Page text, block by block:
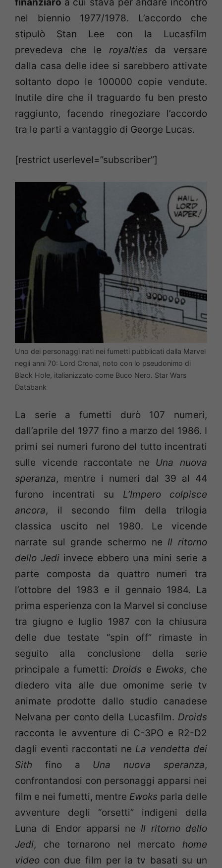
finanziaro a cui stava per andare incontro
nel biennio 1977/1978. L’accordo che
stipulò Stan Lee con la Lucasfilm
prevedeva che le royalties da versare
dalla casa delle idee si sarebbero attivate
soltanto dopo le 100000 copie vendute.
Inutile dire che il traguardo fu ben presto
raggiunto, facendo rinegoziare l’accordo
tra le parti a vantaggio di George Lucas.
[restrict userlevel=”subscriber”]
Uno dei personaggi nati nei fumetti pubblicati dalla Marvel
negli anni 70: Lord Cronal, noto con lo pseudonimo di
Black Hole, italianizzato come Buco Nero. Star Wars
Databank
La serie a fumetti durò 107 numeri,
dall’aprile del 1977 fino a marzo del 1986. I
primi sei numeri furono del tutto incentrati
sulle vicende raccontate ne Una nuova
speranza, mentre i numeri dal 39 al 44
furono incentrati su L’Impero colpisce
ancora, il secondo film della trilogia
classica uscito nel 1980. Le vicende
narrate sul grande schermo ne Il ritorno
dello Jedi invece ebbero una mini serie a
parte composta da quattro numeri tra
l’ottobre del 1983 e il gennaio 1984. La
prima esperienza con la Marvel si concluse
tra giugno e luglio 1987 con la chiusura
delle due testate “spin off” rimaste in
seguito alla conclusione della serie
principale a fumetti: Droids e Ewoks, che
diedero vita alle due omonime serie tv
animate prodotte dallo studio canadese
Nelvana per conto della Lucasfilm. Droids
racconta le avventure di C-3PO e R2-D2
dagli eventi raccontati ne La vendetta dei
Sith fino a Una nuova speranza,
confrontandosi con personaggi apparsi nei
film e nei fumetti, mentre Ewoks parla delle
avventure degli “orsetti” indigeni della
Luna di Endor apparsi ne Il ritorno dello
Jedi, che tornarono nel mercato home
video con due film per la tv basati su un